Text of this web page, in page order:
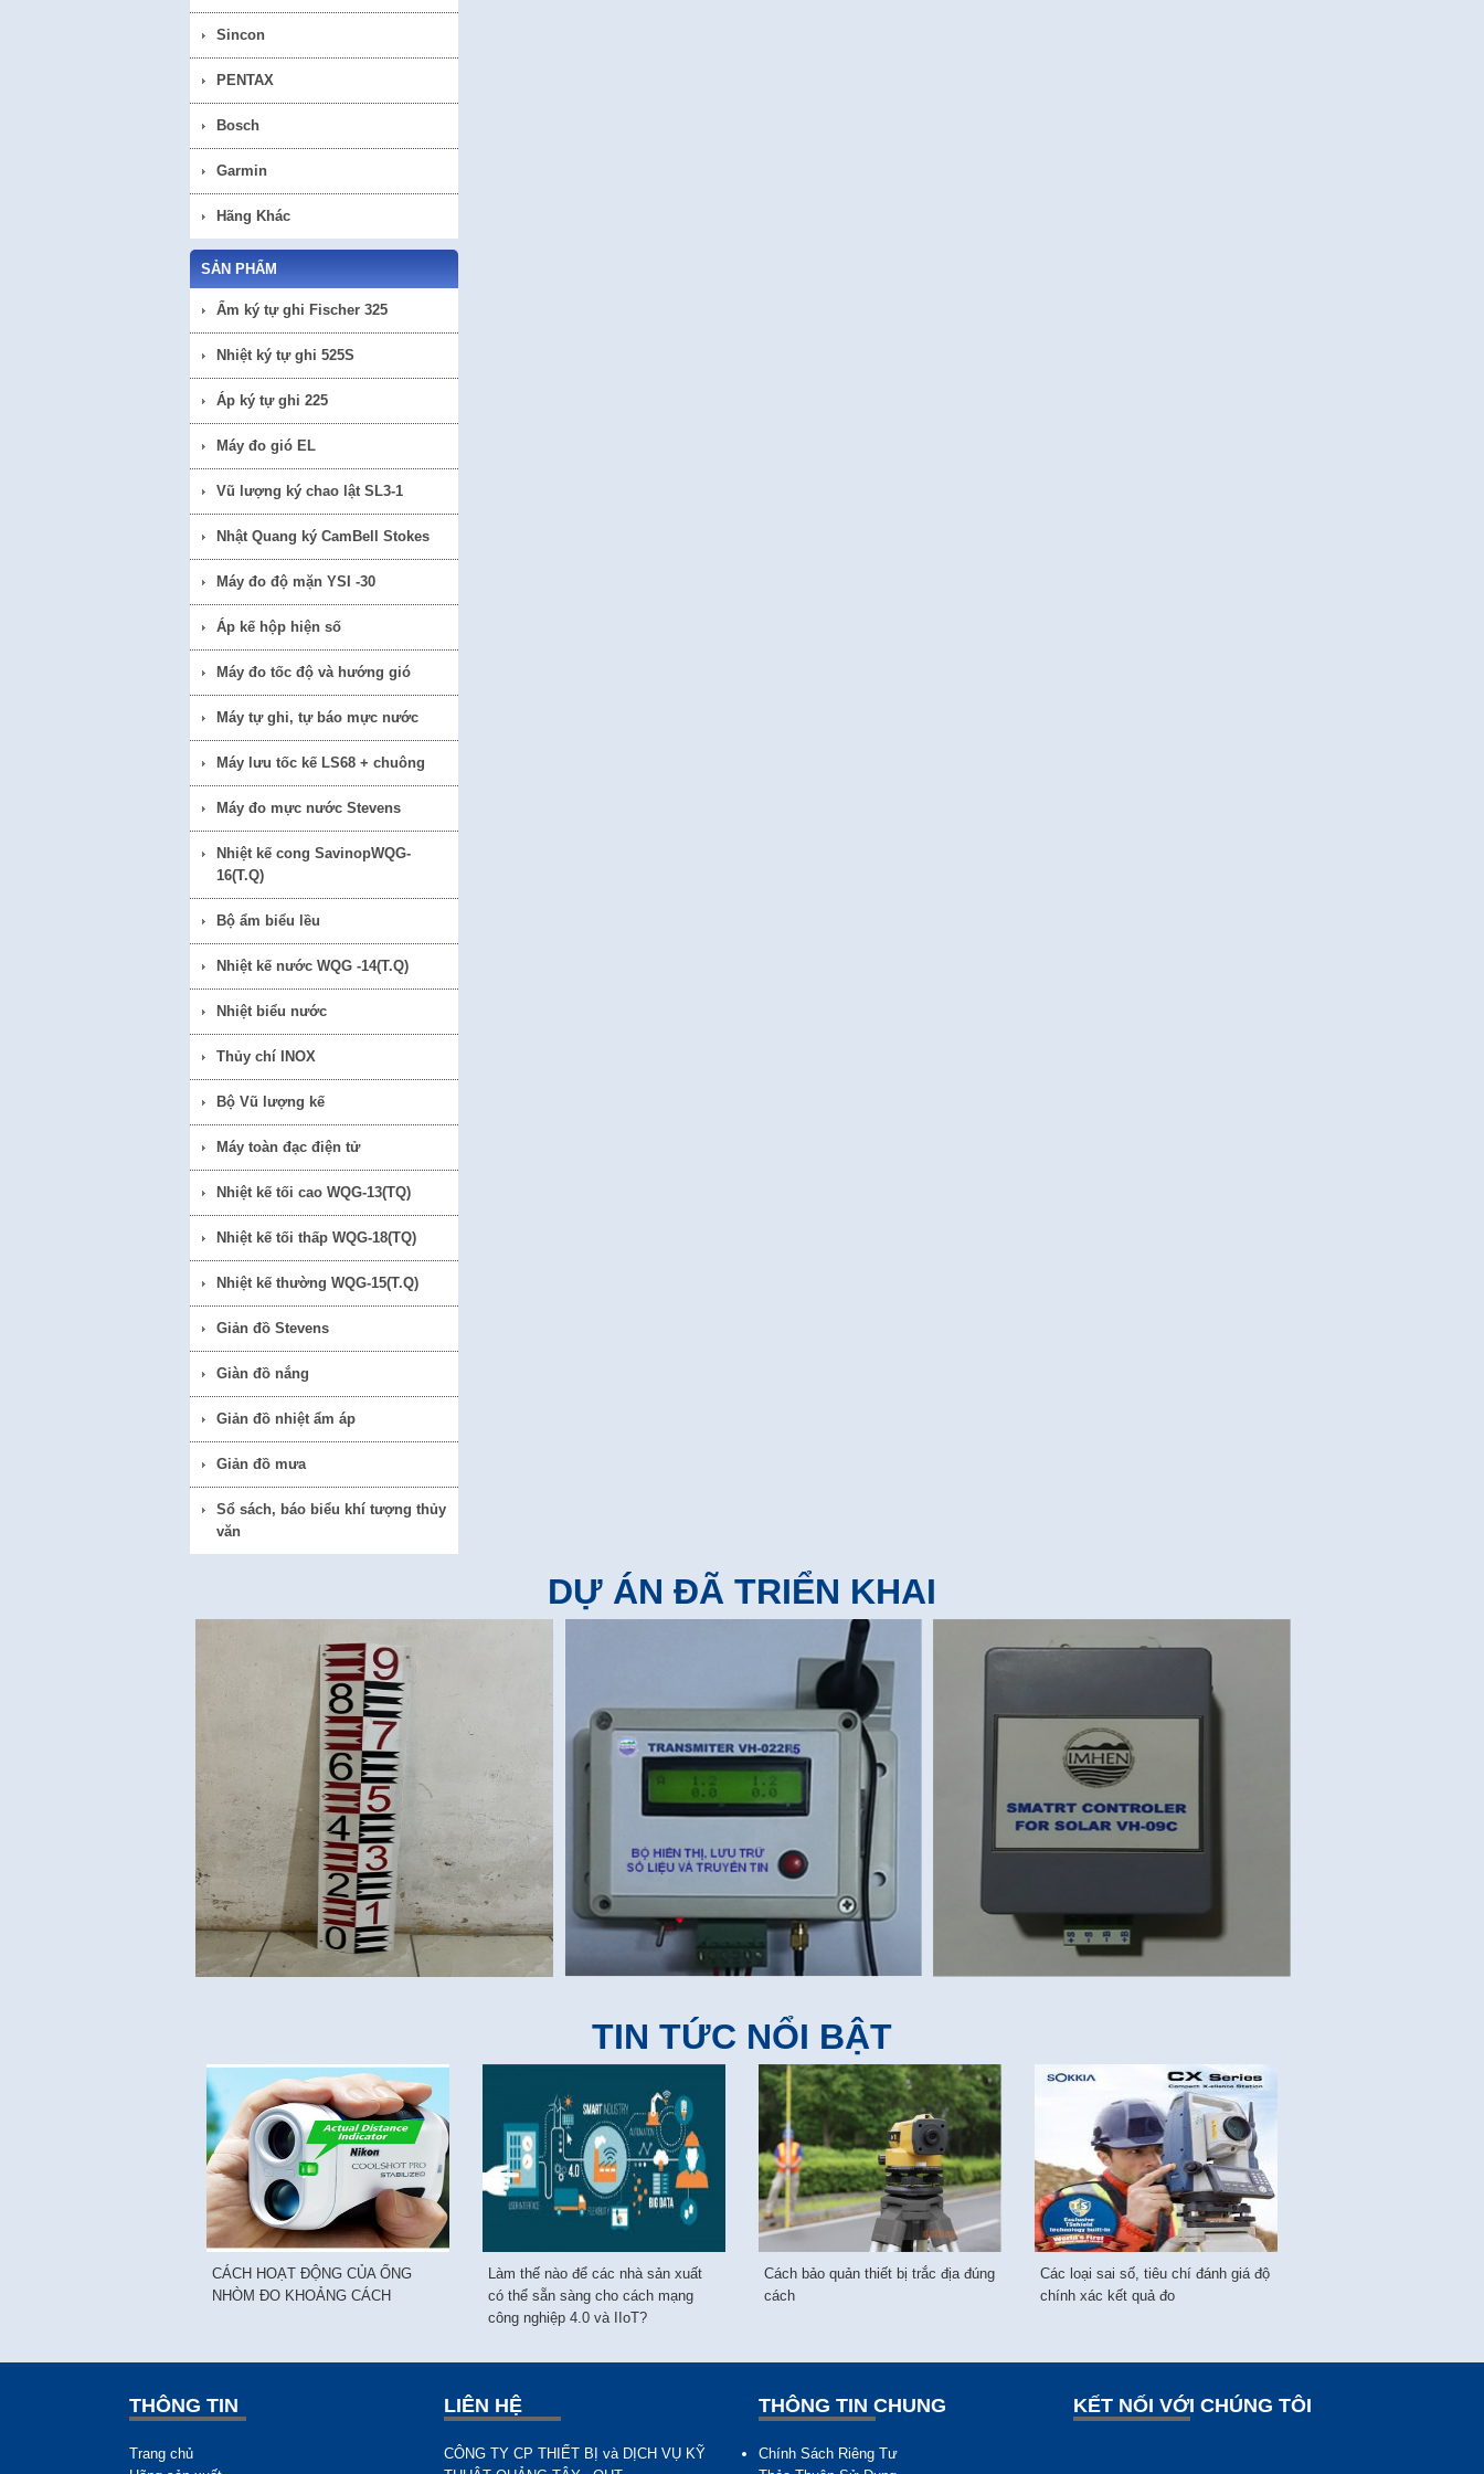
Sincon
PENTAX
Bosch
Garmin
Hãng Khác
SẢN PHẨM
Ẩm ký tự ghi Fischer 325
Nhiệt ký tự ghi 525S
Áp ký tự ghi 225
Máy đo gió EL
Vũ lượng ký chao lật SL3-1
Nhật Quang ký CamBell Stokes
Máy đo độ mặn YSI -30
Áp kế hộp hiện số
Máy đo tốc độ và hướng gió
Máy tự ghi, tự báo mực nước
Máy lưu tốc kế LS68 + chuông
Máy đo mực nước Stevens
Nhiệt kế cong SavinopWQG-
16(T.Q)
Bộ ẩm biểu lều
Nhiệt kế nước WQG -14(T.Q)
Nhiệt biểu nước
Thủy chí INOX
Bộ Vũ lượng kế
Máy toàn đạc điện tử
Nhiệt kế tối cao WQG-13(TQ)
Nhiệt kế tối thấp WQG-18(TQ)
Nhiệt kế thường WQG-15(T.Q)
Giản đồ Stevens
Giàn đồ nắng
Giản đồ nhiệt ẩm áp
Giản đồ mưa
Sổ sách, báo biểu khí tượng thủy
văn
DỰ ÁN ĐÃ TRIỂN KHAI
TIN TỨC NỔI BẬT
CÁCH HOẠT ĐỘNG CỦA ỐNG
NHÒM ĐO KHOẢNG CÁCH
Làm thế nào để các nhà sản xuất
có thể sẵn sàng cho cách mạng
công nghiệp 4.0 và IIoT?
Cách bảo quản thiết bị trắc địa đúng
cách
Các loại sai số, tiêu chí đánh giá độ
chính xác kết quả đo
THÔNG TIN
Trang chủ
LIÊN HỆ
CÔNG TY CP THIẾT BỊ và DỊCH VỤ KỸ
THÔNG TIN CHUNG
Chính Sách Riêng Tư
KẾT NỐI VỚI CHÚNG TÔI